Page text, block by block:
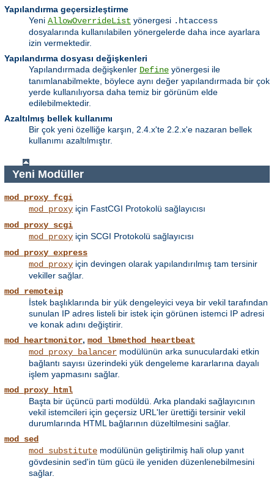
Yapılandırma geçersizleştirme
Yeni AllowOverrideList yönergesi .htaccess
dosyalarında kullanılabilen yönergelerde daha ince ayarlara
izin vermektedir.
Yapılandırma dosyası değişkenleri
Yapılandırmada değişkenler Define yönergesi ile
tanımlanabilmekte, böylece aynı değer yapılandırmada bir çok
yerde kullanılıyorsa daha temiz bir görünüm elde
edilebilmektedir.
Azaltılmış bellek kullanımı
Bir çok yeni özelliğe karşın, 2.4.x'te 2.2.x'e nazaran bellek
kullanımı azaltılmıştır.
Yeni Modüller
mod_proxy_fcgi
mod_proxy için FastCGI Protokolü sağlayıcısı
mod_proxy_scgi
mod_proxy için SCGI Protokolü sağlayıcısı
mod_proxy_express
mod_proxy için devingen olarak yapılandırılmış tam tersinir
vekiller sağlar.
mod_remoteip
İstek başlıklarında bir yük dengeleyici veya bir vekil tarafından
sunulan IP adres listeli bir istek için görünen istemci IP adresi
ve konak adını değiştirir.
mod_heartmonitor, mod_lbmethod_heartbeat
mod_proxy_balancer modülünün arka sunuculardaki etkin
bağlantı sayısı üzerindeki yük dengeleme kararlarına dayalı
işlem yapmasını sağlar.
mod_proxy_html
Başta bir üçüncü parti modüldü. Arka plandaki sağlayıcının
vekil istemcileri için geçersiz URL'ler ürettiği tersinir vekil
durumlarında HTML bağlarının düzeltilmesini sağlar.
mod_sed
mod_substitute modülünün geliştirilmiş hali olup yanıt
gövdesinin sed'in tüm gücü ile yeniden düzenlenebilmesini
sağlar.